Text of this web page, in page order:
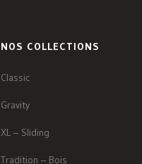
NOS COLLECTIONS
Classic
Gravity
XL – Sliding
Tradition – Bois